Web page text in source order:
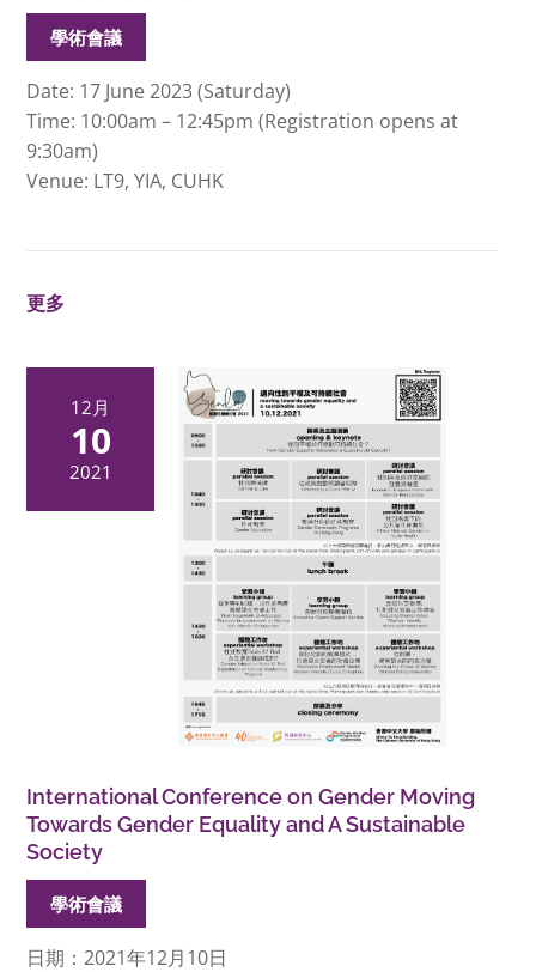
學術會議
Date: 17 June 2023 (Saturday)
Time: 10:00am – 12:45pm (Registration opens at
9:30am)
Venue: LT9, YIA, CUHK
更多
12月
10
2021
International Conference on Gender Moving
Towards Gender Equality and A Sustainable
Society
學術會議
日期：2021年12月10日